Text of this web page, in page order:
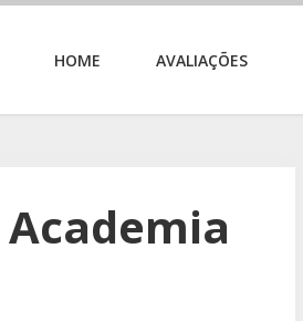
HOME AVALIAÇÕES